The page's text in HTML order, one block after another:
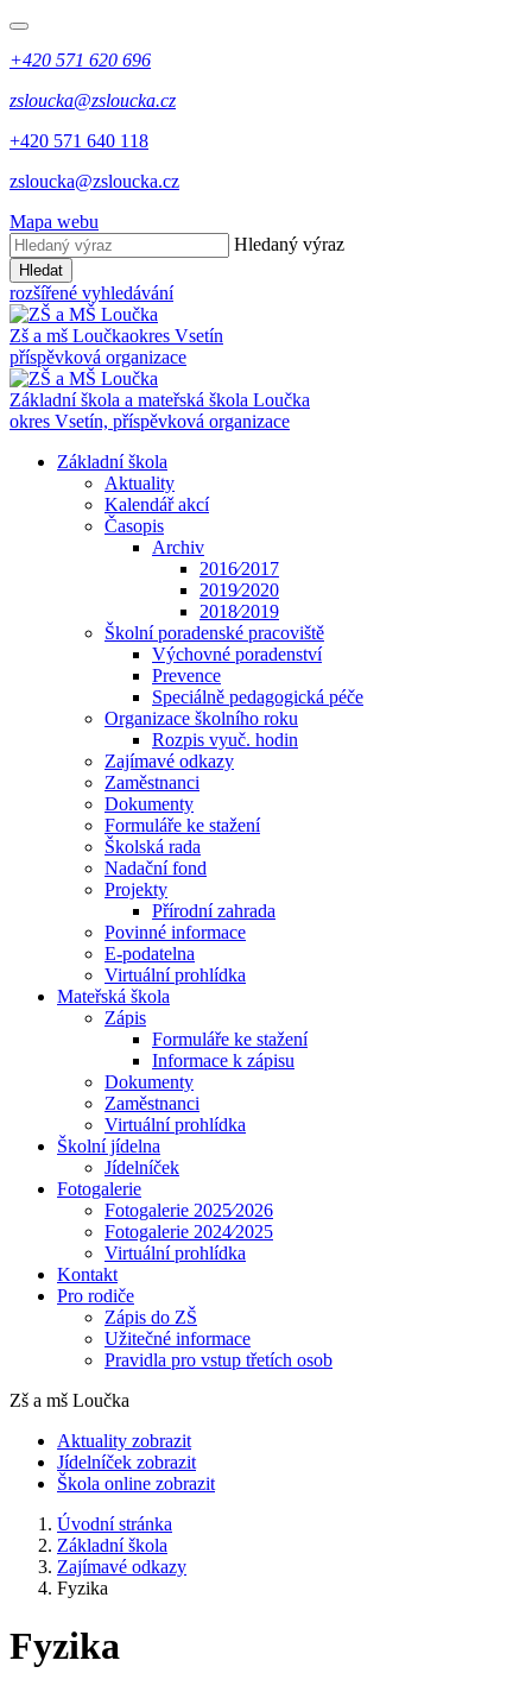
+420 571 620 696
zsloucka@zsloucka.cz
+420 571 640 118
zsloucka@zsloucka.cz
Mapa webu
Hledaný výraz
Hledat
rozšířené vyhledávání
Zš a mš Loučkaokres Vsetín
příspěvková organizace
Základní škola a mateřská škola Loučka
okres Vsetín, příspěvková organizace
Základní škola
Aktuality
Kalendář akcí
Časopis
Archiv
2016⁄2017
2019⁄2020
2018⁄2019
Školní poradenské pracoviště
Výchovné poradenství
Prevence
Speciálně pedagogická péče
Organizace školního roku
Rozpis vyuč. hodin
Zajímavé odkazy
Zaměstnanci
Dokumenty
Formuláře ke stažení
Školská rada
Nadační fond
Projekty
Přírodní zahrada
Povinné informace
E-podatelna
Virtuální prohlídka
Mateřská škola
Zápis
Formuláře ke stažení
Informace k zápisu
Dokumenty
Zaměstnanci
Virtuální prohlídka
Školní jídelna
Jídelníček
Fotogalerie
Fotogalerie 2025⁄2026
Fotogalerie 2024⁄2025
Virtuální prohlídka
Kontakt
Pro rodiče
Zápis do ZŠ
Užitečné informace
Pravidla pro vstup třetích osob
Zš a mš Loučka
Aktuality zobrazit
Jídelníček zobrazit
Škola online zobrazit
Úvodní stránka
Základní škola
Zajímavé odkazy
Fyzika
Fyzika